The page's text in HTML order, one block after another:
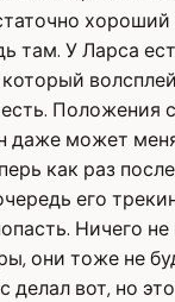
хороший
там. У Ларса
Положения
может
как раз
его
Ничего
они тоже не
делал вот, но